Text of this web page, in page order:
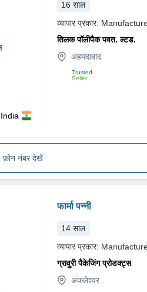
16 साल
व्यापार प्रकार:
तिलक पॉलीपैक पवत. ल्टड.
अहमदाबाद
Trusted
Seller
फ़ोन नंबर देखें
फार्मा पन्नी
14 साल
व्यापार प्रकार:
ग्रावुरी पैकेजिंग प्रोडक्ट्स
अंकलेश्वर